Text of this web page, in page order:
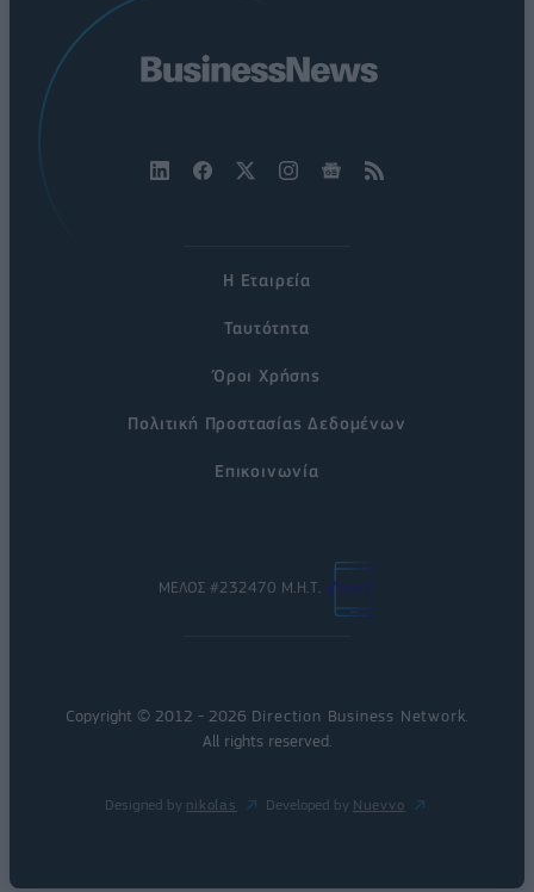
Η Εταιρεία
Ταυτότητα
Όροι Χρήσης
Πολιτική Προστασίας Δεδομένων
Επικοινωνία
ΜΕΛΟΣ #232470 Μ.Η.Τ.
Copyright © 2012 - 2026 Direction Business Network
All rights reserved.
Designed by nikolas Developed by Nuevvo